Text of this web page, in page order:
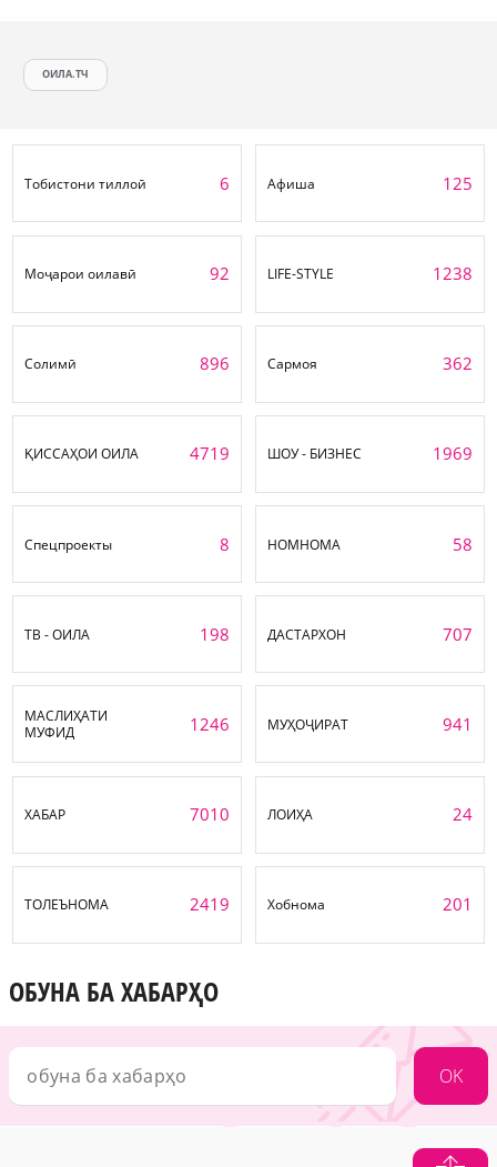
ОИЛА.ТЧ
Тобистони тиллоӣ 6 Афиша 125
Моҷарои оилавӣ 92 LIFE-STYLE 1238
Солимӣ 896 Сармоя 362
ҚИССАҲОИ ОИЛА 4719 ШОУ - БИЗНЕС 1969
Спецпроекты 8 НОМНОМА 58
ТВ - ОИЛА 198 ДАСТАРХОН 707
МАСЛИҲАТИ
МУФИД
1246 МУҲОҶИРАТ 941
ХАБАР 7010 ЛОИҲА 24
ТОЛЕЪНОМА 2419 Хобнома 201
ОБУНА БА ХАБАРҲО
OK